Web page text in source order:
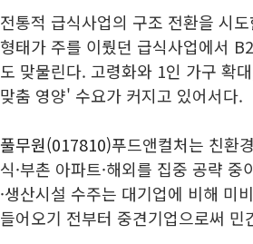
전통적 급식사업의 구조 전환을 시
형태가 주를 이뤘던 급식사업에서
도 맞물린다. 고령화와 1인 가구 확
맞춤 영양' 수요가 커지고 있어서다.
풀무원(017810)푸드앤컬처는 친환
식·부촌 아파트·해외를 집중 공략
·생산시설 수주는 대기업에 비해 미
들어오기 전부터 중견기업으로써